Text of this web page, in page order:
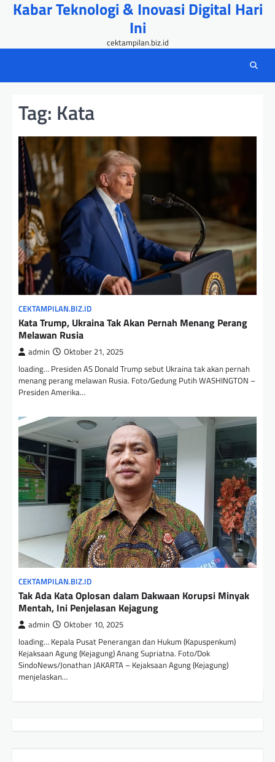
SkipKabar Teknologi & Inovasi Digital Hari
Ini
cektampilan.biz.id
Tag: Kata
CEKTAMPILAN.BIZ.ID
Kata Trump, Ukraina Tak Akan Pernah Menang Perang
Melawan Rusia
admin Oktober 21, 2025
loading… Presiden AS Donald Trump sebut Ukraina tak akan pernah
menang perang melawan Rusia. Foto/Gedung Putih WASHINGTON –
Presiden Amerika…
CEKTAMPILAN.BIZ.ID
Tak Ada Kata Oplosan dalam Dakwaan Korupsi Minyak
Mentah, Ini Penjelasan Kejagung
admin Oktober 10, 2025
loading… Kepala Pusat Penerangan dan Hukum (Kapuspenkum)
Kejaksaan Agung (Kejagung) Anang Supriatna. Foto/Dok
SindoNews/Jonathan JAKARTA – Kejaksaan Agung (Kejagung)
menjelaskan…